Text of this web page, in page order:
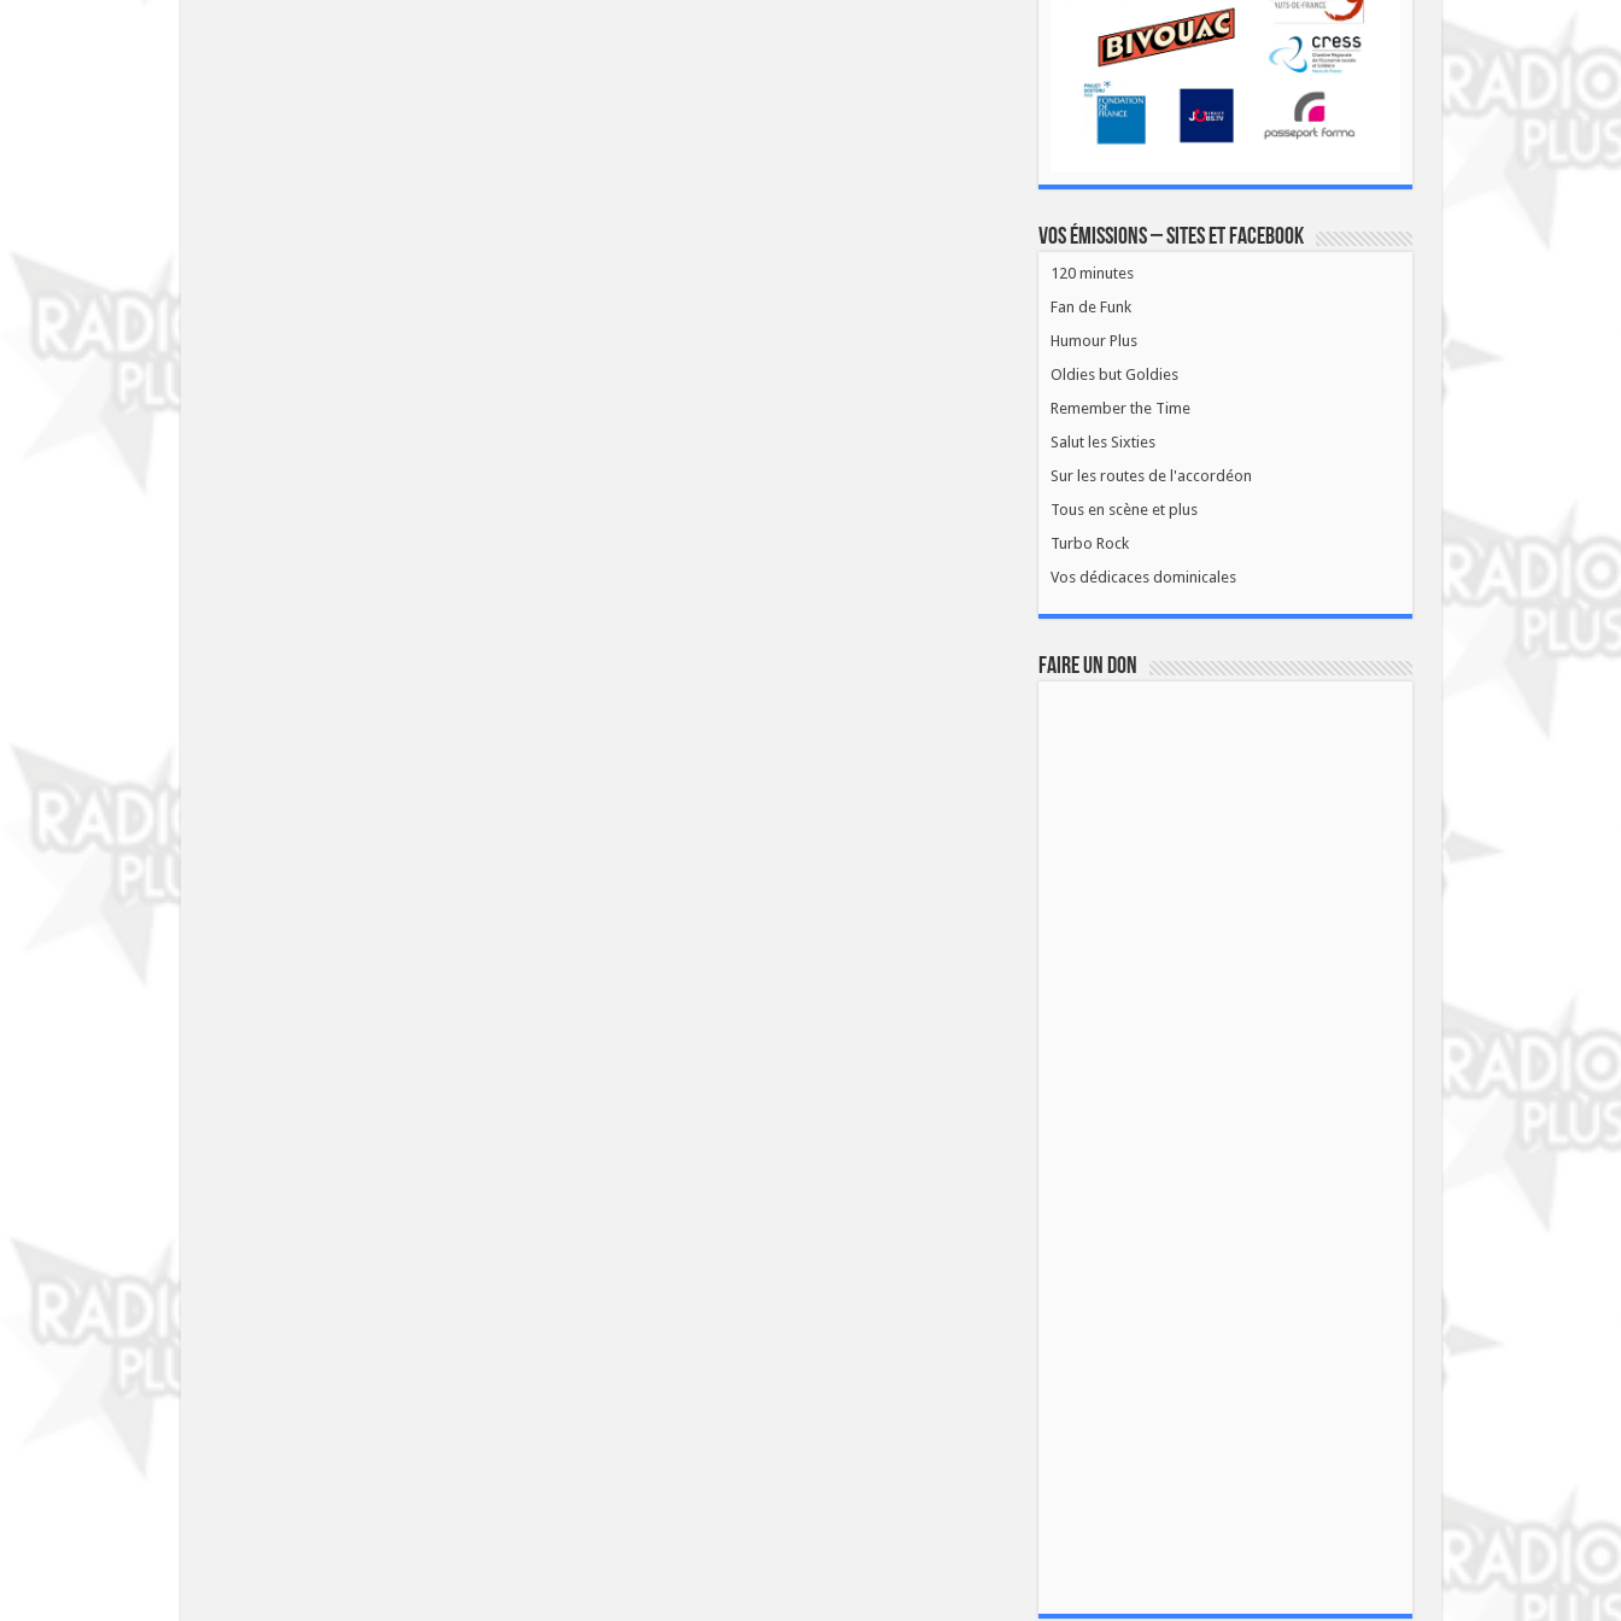
Vos émissions – Sites et Facebook
120 minutes
Fan de Funk
Humour Plus
Oldies but Goldies
Remember the Time
Salut les Sixties
Sur les routes de l'accordéon
Tous en scène et plus
Turbo Rock
Vos dédicaces dominicales
FAIRE UN DON